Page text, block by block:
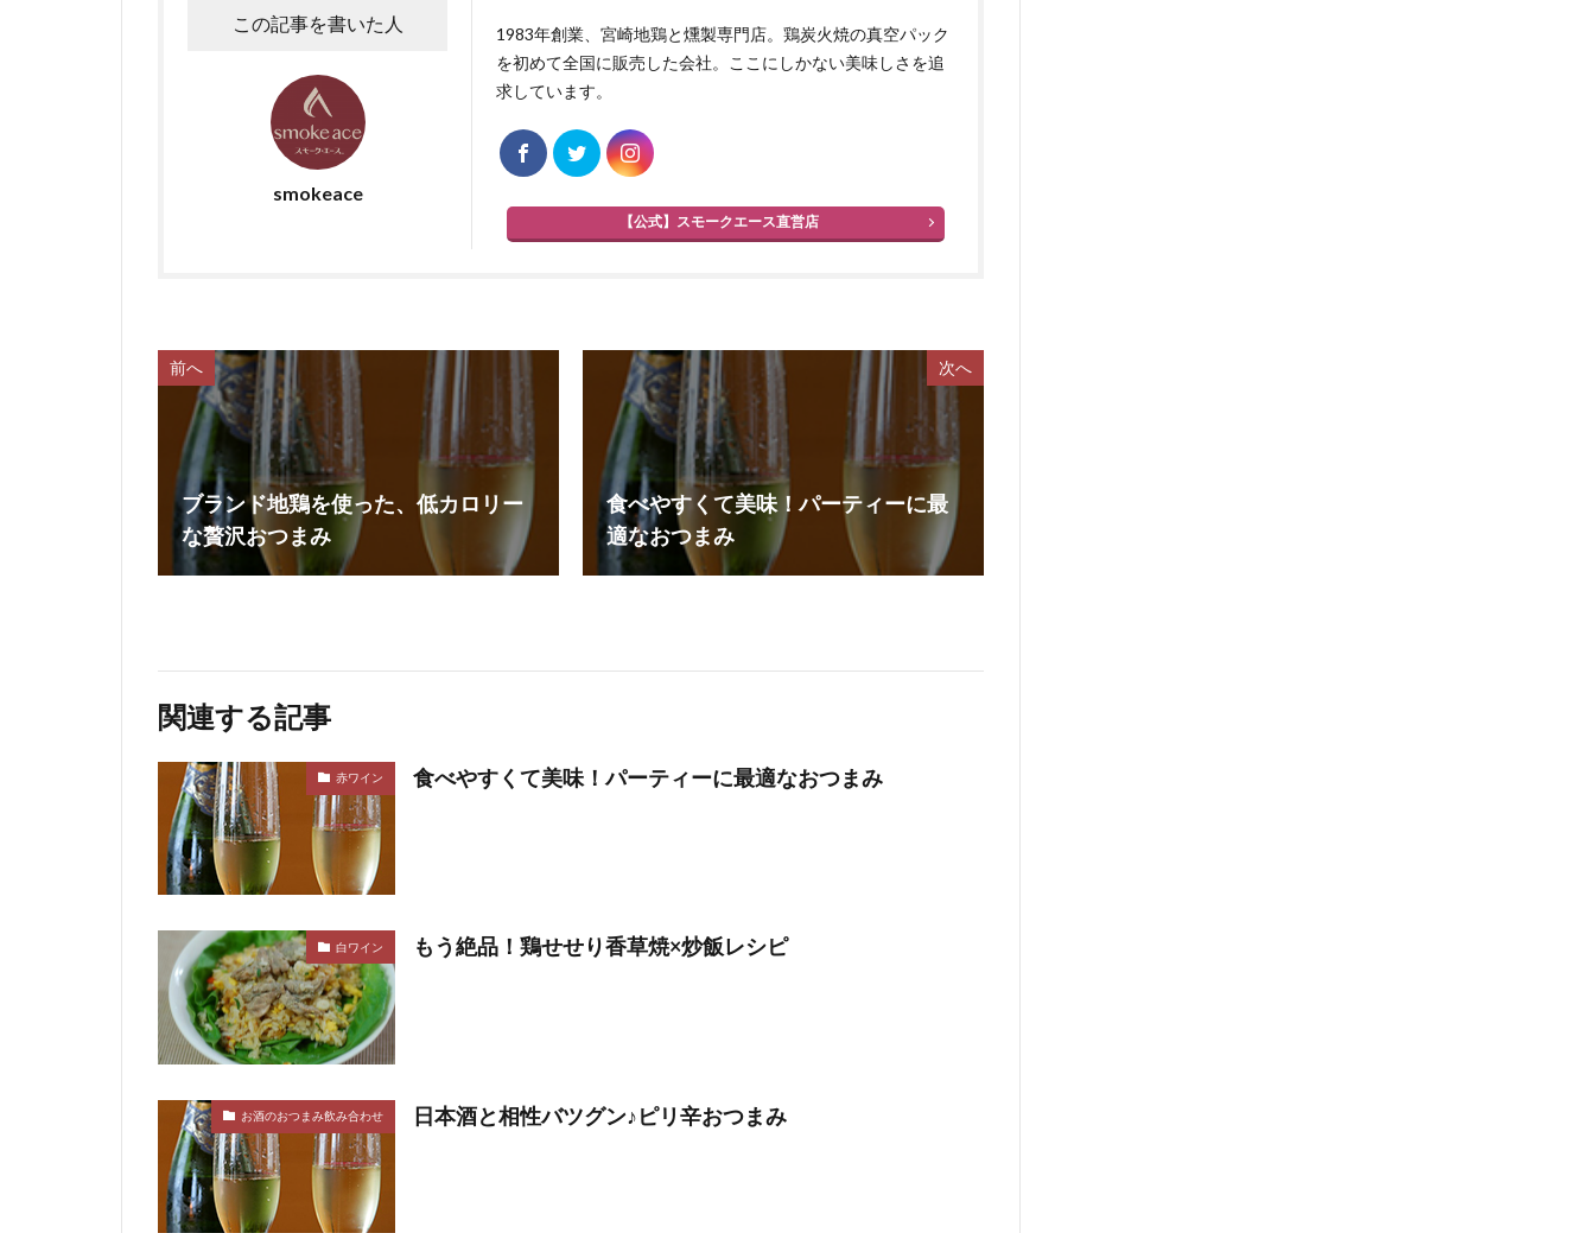
この記事を書いた人
smokeace
1983年創業、宮崎地鶏と燻製専門店。鶏炭火焼の真空パック
を初めて全国に販売した会社。ここにしかない美味しさを追
求しています。
【公式】スモークエース直営店
前へ
ブランド地鶏を使った、低カロリー
な贅沢おつまみ
次へ
食べやすくて美味！パーティーに最
適なおつまみ
関連する記事
赤ワイン 食べやすくて美味！パーティーに最適なおつまみ
白ワイン もう絶品！鶏せせり香草焼×炒飯レシピ
お酒のおつまみ飲み合わせ 日本酒と相性バツグン♪ピリ辛おつまみ